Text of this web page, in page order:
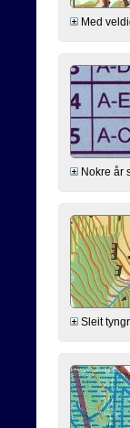
Med
Nokre år
Sleit